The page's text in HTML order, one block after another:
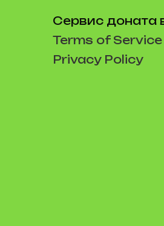
Сервис доната
Terms of Service
Privacy Policy